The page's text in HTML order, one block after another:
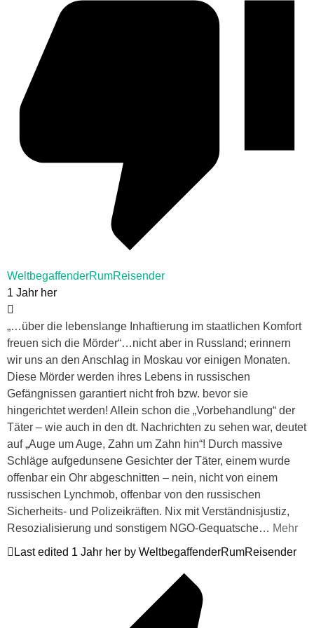
WeltbegaffenderRumReisender
1 Jahr her
„…über die lebenslange Inhaftierung im staatlichen Komfort
freuen sich die Mörder“…nicht aber in Russland; erinnern
wir uns an den Anschlag in Moskau vor einigen Monaten.
Diese Mörder werden ihres Lebens in russischen
Gefängnissen garantiert nicht froh bzw. bevor sie
hingerichtet werden! Allein schon die „Vorbehandlung“ der
Täter – wie auch in den dt. Nachrichten zu sehen war, deutet
auf „Auge um Auge, Zahn um Zahn hin“! Durch massive
Schläge aufgedunsene Gesichter der Täter, einem wurde
offenbar ein Ohr abgeschnitten – nein, nicht von einem
russischen Lynchmob, offenbar von den russischen
Sicherheits- und Polizeikräften. Nix mit Verständnisjustiz,
Resozialisierung und sonstigem NGO-Gequatsche… Mehr
Last edited 1 Jahr her by WeltbegaffenderRumReisender